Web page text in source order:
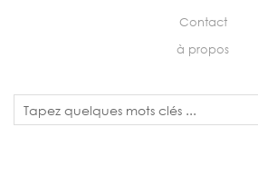
Contact
à propos